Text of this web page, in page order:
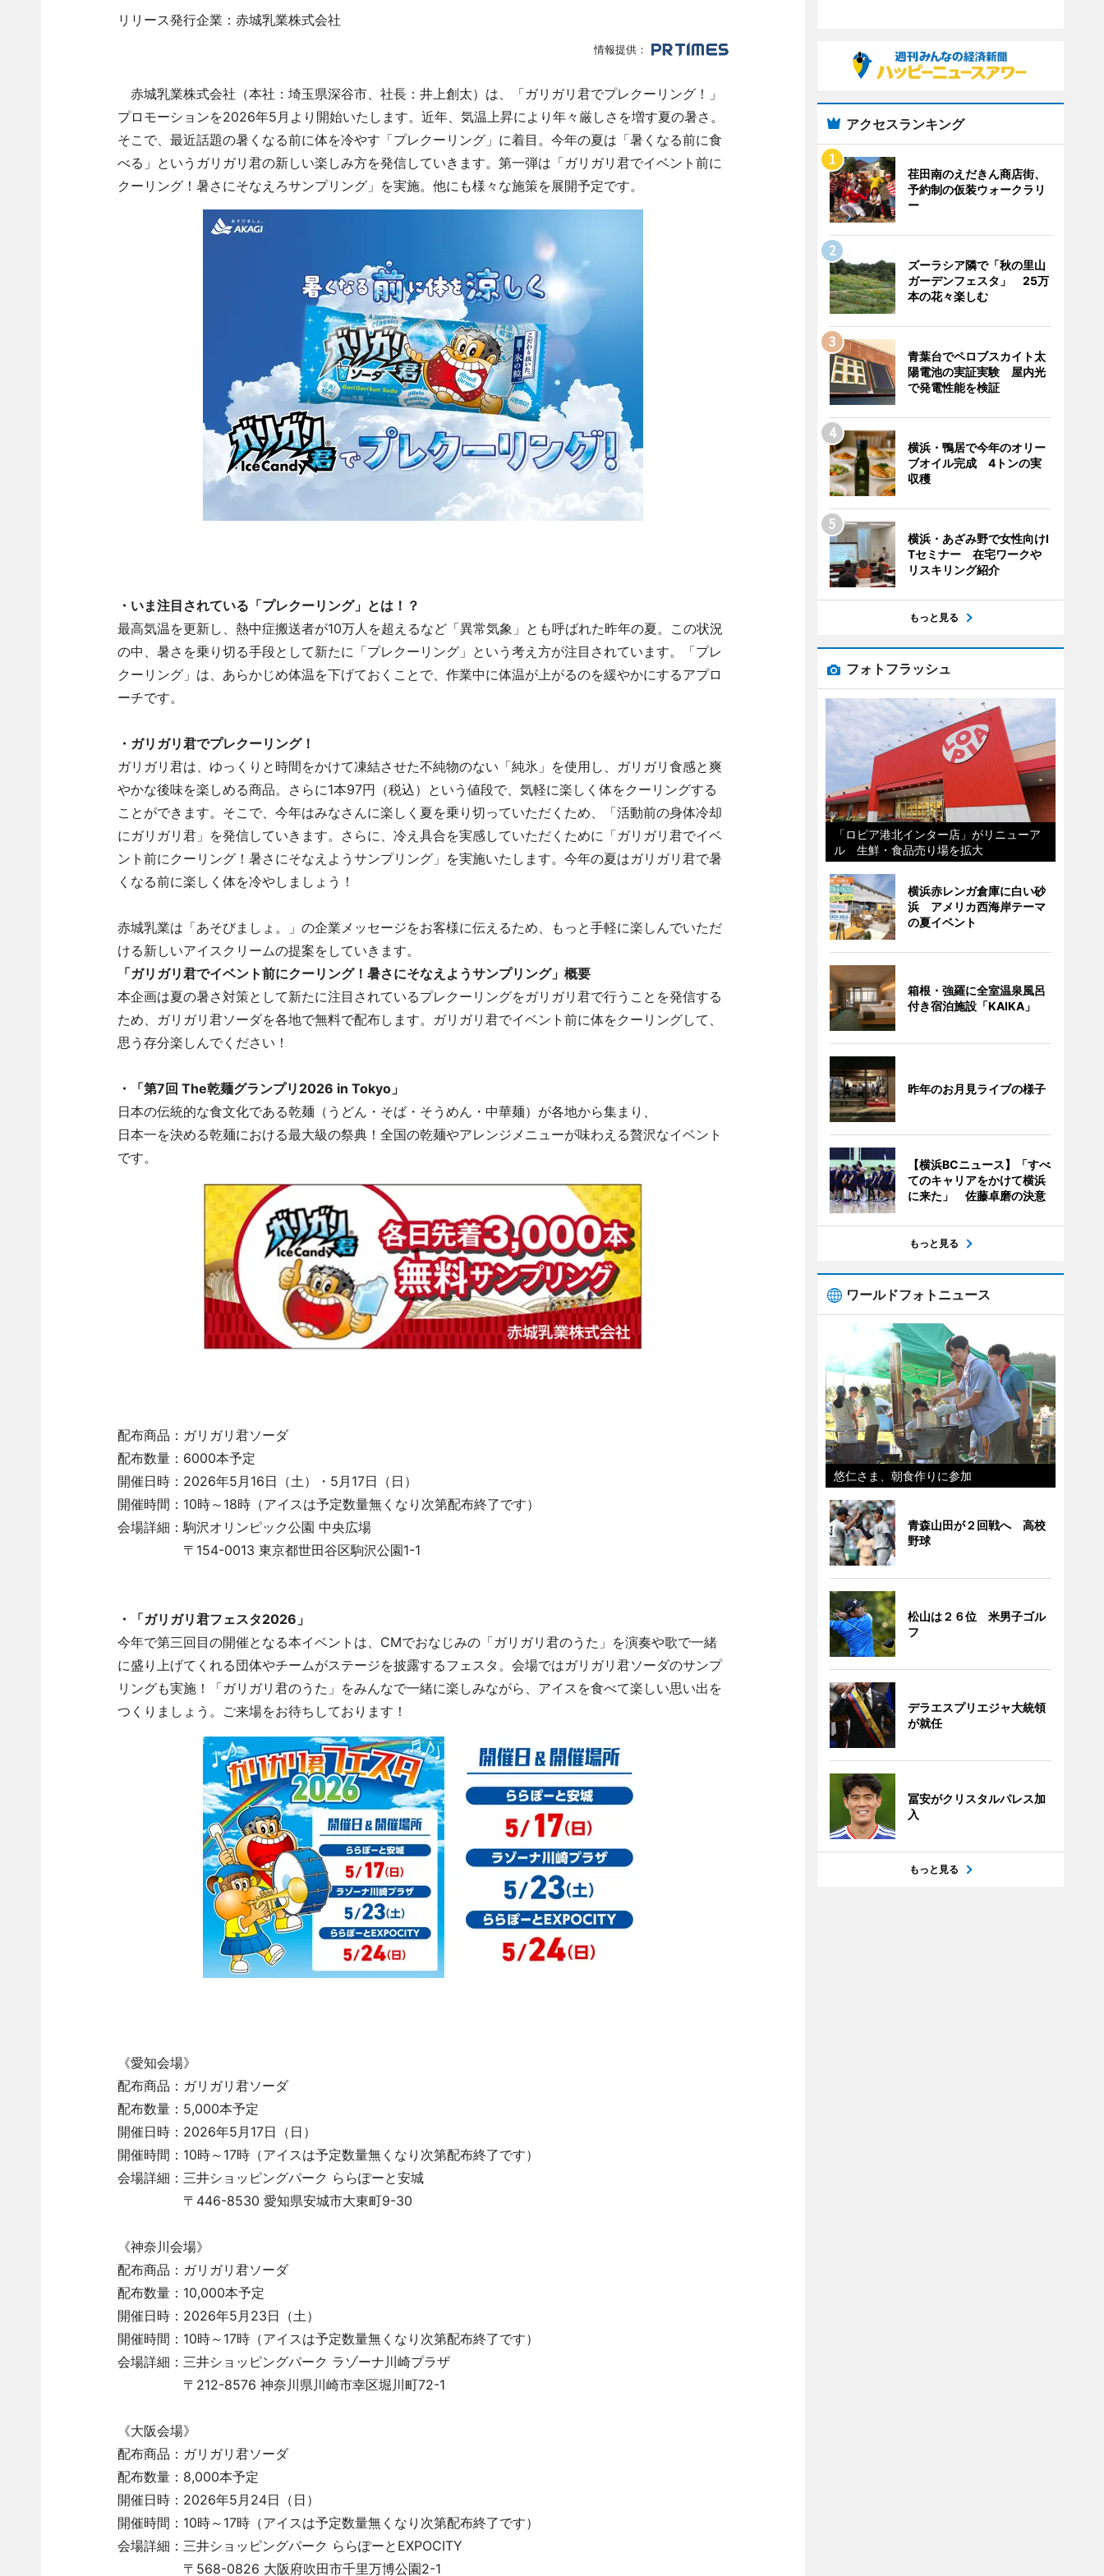
リリース発行企業：赤城乳業株式会社
情報提供：
赤城乳業株式会社（本社：埼玉県深谷市、社長：井上創太）は、「ガリガリ君でプレクーリング！」
プロモーションを2026年5月より開始いたします。近年、気温上昇により年々厳しさを増す夏の暑さ。
そこで、最近話題の暑くなる前に体を冷やす「プレクーリング」に着目。今年の夏は「暑くなる前に食
べる」というガリガリ君の新しい楽しみ方を発信していきます。第一弾は「ガリガリ君でイベント前に
クーリング！暑さにそなえろサンプリング」を実施。他にも様々な施策を展開予定です。
・いま注目されている「プレクーリング」とは！？
最高気温を更新し、熱中症搬送者が10万人を超えるなど「異常気象」とも呼ばれた昨年の夏。この状況
の中、暑さを乗り切る手段として新たに「プレクーリング」という考え方が注目されています。「プレ
クーリング」は、あらかじめ体温を下げておくことで、作業中に体温が上がるのを緩やかにするアプロ
ーチです。
・ガリガリ君でプレクーリング！
ガリガリ君は、ゆっくりと時間をかけて凍結させた不純物のない「純氷」を使用し、ガリガリ食感と爽
やかな後味を楽しめる商品。さらに1本97円（税込）という値段で、気軽に楽しく体をクーリングする
ことができます。そこで、今年はみなさんに楽しく夏を乗り切っていただくため、「活動前の身体冷却
にガリガリ君」を発信していきます。さらに、冷え具合を実感していただくために「ガリガリ君でイベ
ント前にクーリング！暑さにそなえようサンプリング」を実施いたします。今年の夏はガリガリ君で暑
くなる前に楽しく体を冷やしましょう！
赤城乳業は「あそびましょ。」の企業メッセージをお客様に伝えるため、もっと手軽に楽しんでいただ
ける新しいアイスクリームの提案をしていきます。
「ガリガリ君でイベント前にクーリング！暑さにそなえようサンプリング」概要
本企画は夏の暑さ対策として新たに注目されているプレクーリングをガリガリ君で行うことを発信する
ため、ガリガリ君ソーダを各地で無料で配布します。ガリガリ君でイベント前に体をクーリングして、
思う存分楽しんでください！
・「第7回 The乾麺グランプリ2026 in Tokyo」
日本の伝統的な食文化である乾麺（うどん・そば・そうめん・中華麺）が各地から集まり、
日本一を決める乾麺における最大級の祭典！全国の乾麺やアレンジメニューが味わえる贅沢なイベント
です。
配布商品：ガリガリ君ソーダ
配布数量：6000本予定
開催日時：2026年5月16日（土）・5月17日（日）
開催時間：10時～18時（アイスは予定数量無くなり次第配布終了です）
会場詳細：駒沢オリンピック公園 中央広場
〒154-0013 東京都世田谷区駒沢公園1-1
・「ガリガリ君フェスタ2026」
今年で第三回目の開催となる本イベントは、CMでおなじみの「ガリガリ君のうた」を演奏や歌で一緒
に盛り上げてくれる団体やチームがステージを披露するフェスタ。会場ではガリガリ君ソーダのサンプ
リングも実施！「ガリガリ君のうた」をみんなで一緒に楽しみながら、アイスを食べて楽しい思い出を
つくりましょう。ご来場をお待ちしております！
《愛知会場》
配布商品：ガリガリ君ソーダ
配布数量：5,000本予定
開催日時：2026年5月17日（日）
開催時間：10時～17時（アイスは予定数量無くなり次第配布終了です）
会場詳細：三井ショッピングパーク ららぽーと安城
〒446-8530 愛知県安城市大東町9-30
《神奈川会場》
配布商品：ガリガリ君ソーダ
配布数量：10,000本予定
開催日時：2026年5月23日（土）
開催時間：10時～17時（アイスは予定数量無くなり次第配布終了です）
会場詳細：三井ショッピングパーク ラゾーナ川崎プラザ
〒212-8576 神奈川県川崎市幸区堀川町72-1
《大阪会場》
配布商品：ガリガリ君ソーダ
配布数量：8,000本予定
開催日時：2026年5月24日（日）
開催時間：10時～17時（アイスは予定数量無くなり次第配布終了です）
会場詳細：三井ショッピングパーク ららぽーとEXPOCITY
〒568-0826 大阪府吹田市千里万博公園2-1
アクセスランキング
荏田南のえだきん商店街、
予約制の仮装ウォークラリ
ー
ズーラシア隣で「秋の里山
ガーデンフェスタ」 25万
本の花々楽しむ
青葉台でペロブスカイト太
陽電池の実証実験 屋内光
で発電性能を検証
横浜・鴨居で今年のオリー
ブオイル完成 4トンの実
収穫
横浜・あざみ野で女性向けI
Tセミナー 在宅ワークや
リスキリング紹介
もっと見る
フォトフラッシュ
「ロピア港北インター店」がリニューア
ル 生鮮・食品売り場を拡大
横浜赤レンガ倉庫に白い砂
浜 アメリカ西海岸テーマ
の夏イベント
箱根・強羅に全室温泉風呂
付き宿泊施設「KAIKA」
昨年のお月見ライブの様子
【横浜BCニュース】「すべ
てのキャリアをかけて横浜
に来た」 佐藤卓磨の決意
もっと見る
ワールドフォトニュース
悠仁さま、朝食作りに参加
青森山田が２回戦へ 高校
野球
松山は２６位 米男子ゴル
フ
デラエスプリエジャ大統領
が就任
冨安がクリスタルパレス加
入
もっと見る